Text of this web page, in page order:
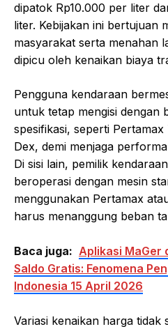
dipatok Rp10.000 per liter
liter. Kebijakan ini bertujuan
masyarakat serta menahan
dipicu oleh kenaikan biaya
Pengguna kendaraan
untuk tetap mengisi dengan
spesifikasi, seperti
Dex, demi menjaga
Di sisi lain, pemilik
beroperasi dengan mesin
menggunakan Pertamax
harus menanggung beban
Baca juga: Aplikasi MaGer
Saldo Gratis: Fenomena
Indonesia 15 April 2026
Variasi kenaikan harga tidak